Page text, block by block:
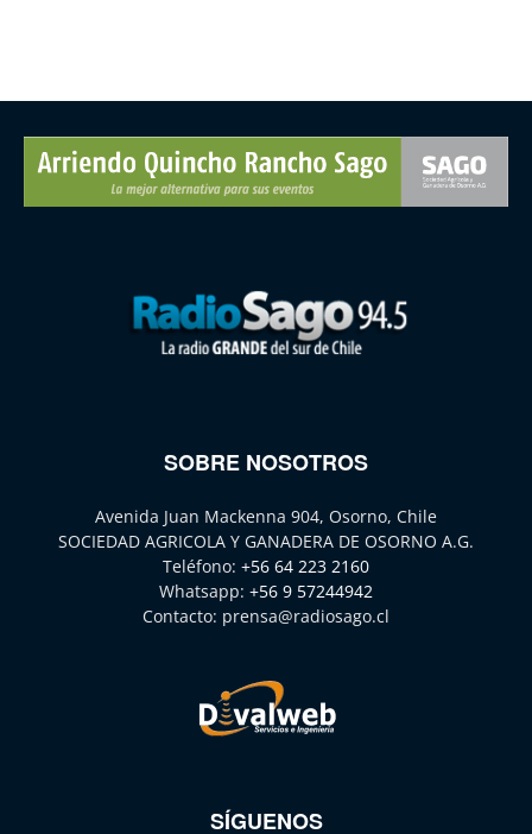
SOBRE NOSOTROS
Avenida Juan Mackenna 904, Osorno, Chile
SOCIEDAD AGRICOLA Y GANADERA DE OSORNO A.G.
Teléfono: +56 64 223 2160
Whatsapp: +56 9 57244942
Contacto: prensa@radiosago.cl
SÍGUENOS